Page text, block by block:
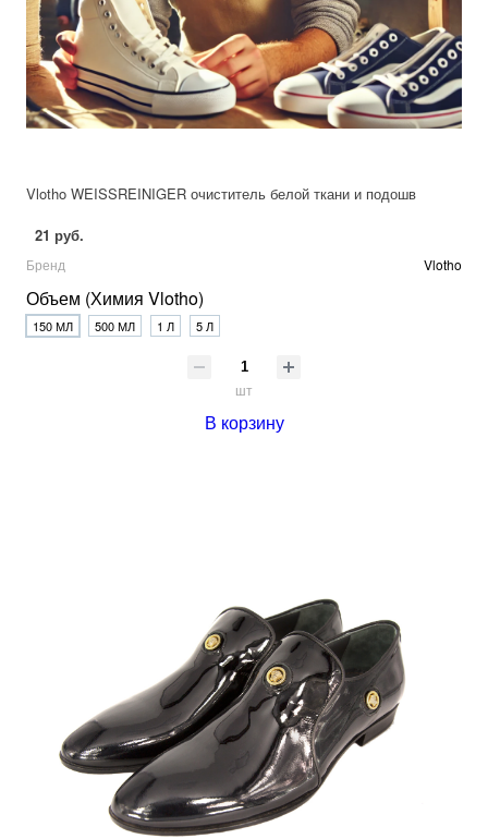
Vlotho WEISSREINIGER очиститель белой ткани и подошв
21 руб.
Бренд Vlotho
Объем (Химия Vlotho)
150 МЛ 500 МЛ 1 Л 5 Л
шт
В корзину